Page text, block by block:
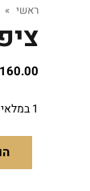
ראשי »
160.00
1 במלאי